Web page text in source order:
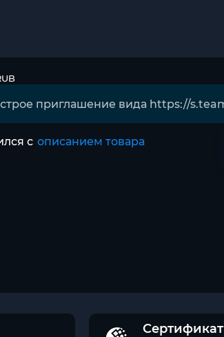
с описанием товара
Сертификат